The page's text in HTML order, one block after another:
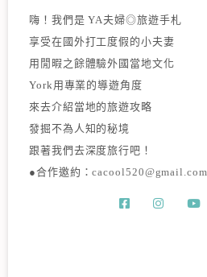
嗨！我們是 YA夫婦◎旅遊手札
享受在國外打工度假的小夫妻
用閒暇之餘體驗外國當地文化
York用專業的導遊角度
來去介紹當地的旅遊攻略
發掘不為人知的秘境
跟著我們去深度旅行吧！
●合作邀約：cacool520@gmail.com